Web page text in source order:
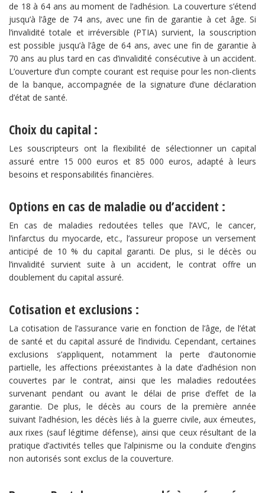
de 18 à 64 ans au moment de l’adhésion. La couverture s’étend
jusqu’à l’âge de 74 ans, avec une fin de garantie à cet âge. Si
l’invalidité totale et irréversible (PTIA) survient, la souscription
est possible jusqu’à l’âge de 64 ans, avec une fin de garantie à
70 ans au plus tard en cas d’invalidité consécutive à un accident.
L’ouverture d’un compte courant est requise pour les non-clients
de la banque, accompagnée de la signature d’une déclaration
d’état de santé.
Choix du capital :
Les souscripteurs ont la flexibilité de sélectionner un capital
assuré entre 15 000 euros et 85 000 euros, adapté à leurs
besoins et responsabilités financières.
Options en cas de maladie ou d’accident :
En cas de maladies redoutées telles que l’AVC, le cancer,
l’infarctus du myocarde, etc., l’assureur propose un versement
anticipé de 10 % du capital garanti. De plus, si le décès ou
l’invalidité survient suite à un accident, le contrat offre un
doublement du capital assuré.
Cotisation et exclusions :
La cotisation de l’assurance varie en fonction de l’âge, de l’état
de santé et du capital assuré de l’individu. Cependant, certaines
exclusions s’appliquent, notamment la perte d’autonomie
partielle, les affections préexistantes à la date d’adhésion non
couvertes par le contrat, ainsi que les maladies redoutées
survenant pendant ou avant le délai de prise d’effet de la
garantie. De plus, le décès au cours de la première année
suivant l’adhésion, les décès liés à la guerre civile, aux émeutes,
aux rixes (sauf légitime défense), ainsi que ceux résultant de la
pratique d’activités telles que l’alpinisme ou la conduite d’engins
non autorisés sont exclus de la couverture.